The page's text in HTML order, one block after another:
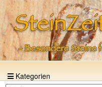
Kategorien